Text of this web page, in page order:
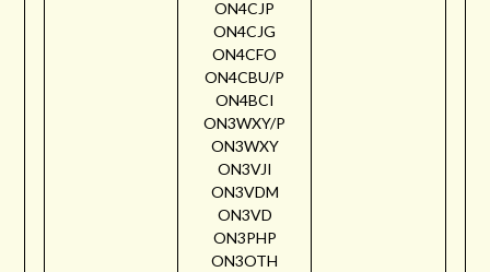
ON4CJP
ON4CJG
ON4CFO
ON4CBU/P
ON4BCI
ON3WXY/P
ON3WXY
ON3VJI
ON3VDM
ON3VD
ON3PHP
ON3OTH